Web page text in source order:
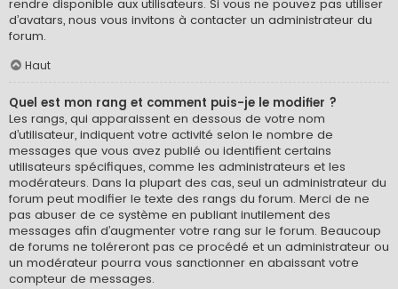
rendre disponible aux utilisateurs. Si vous ne pouvez pas utiliser
d’avatars, nous vous invitons à contacter un administrateur du
forum.
Haut
Quel est mon rang et comment puis-je le modifier ?
Les rangs, qui apparaissent en dessous de votre nom
d’utilisateur, indiquent votre activité selon le nombre de
messages que vous avez publié ou identifient certains
utilisateurs spécifiques, comme les administrateurs et les
modérateurs. Dans la plupart des cas, seul un administrateur du
forum peut modifier le texte des rangs du forum. Merci de ne
pas abuser de ce système en publiant inutilement des
messages afin d’augmenter votre rang sur le forum. Beaucoup
de forums ne toléreront pas ce procédé et un administrateur ou
un modérateur pourra vous sanctionner en abaissant votre
compteur de messages.